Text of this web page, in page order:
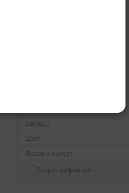
Бренды
Цвет
Фасон и силуэт
Только избранное